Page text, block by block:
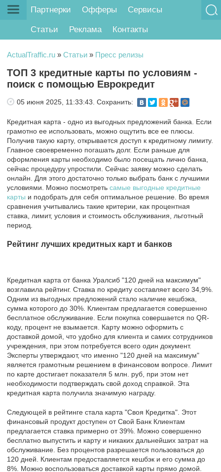
Партнерки Офферы Сервисы
Статьи Реклама Контакты
ActualTraffic.ru » Статьи » Пресс релизы
ТОП 3 кредитные карты по условиям -
поиск с помощью Еврокредит
05 июня 2025, 11:33:43. Сохранить:
Кредитная карта - одно из выгодных предложений банка. Если
грамотно ее использовать, можно ощутить все ее плюсы.
Получив такую карту, открывается доступ к кредитному лимиту.
Главное своевременно погашать долг. Если раньше для
оформления карты необходимо было посещать лично банка,
сейчас процедуру упростили. Сейчас заявку можно сделать
онлайн. Для этого достаточно только выбрать банк с лучшими
условиями. Можно посмотреть самые выгодные кредитные
карты и подобрать для себя оптимальное решение. Во время
сравнения учитывались такие критерии, как процентная
ставка, лимит, условия и стоимость обслуживания, льготный
период.
Рейтинг лучших кредитных карт и банков
Кредитная карта от банка Уралсиб "120 дней на максимум"
возглавила рейтинг. Ставка по кредиту составляет всего 34,9%.
Одним из выгодных предложений стало наличие кешбэка,
сумма которого до 30%. Клиентам предлагается совершенно
бесплатное обслуживание. Если покупка совершается по QR-
коду, процент не взымается. Карту можно оформить с
доставкой домой, что удобно для клиента и самих сотрудников
учреждения, при этом потребуется всего один документ.
Эксперты утверждают, что именно "120 дней на максимум"
является грамотным решением в финансовом вопросе. Лимит
по карте достигает показателя 5 млн. руб, при этом нет
необходимости подтверждать свой доход справкой. Эта
кредитная карта получила значимую награду.
Следующей в рейтинге стала карта "Своя Кредитка". Этот
финансовый продукт доступен от Свой Банк Клиентам
предлагается ставка примерно от 39%. Можно совершенно
бесплатно выпустить и карту и никаких дальнейших затрат на
обслуживание. Без процентов разрешается пользоваться до
120 дней. Клиентам предоставляется кешбэк и его сумма до
8%. Можно воспользоваться доставкой карты прямо домой.